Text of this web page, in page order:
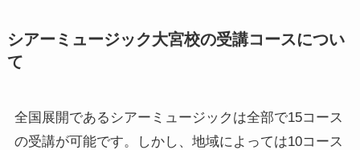
シアーミュージック大宮校の受講コースについ
て
全国展開であるシアーミュージックは全部で15コース
の受講が可能です。しかし、地域によっては10コース